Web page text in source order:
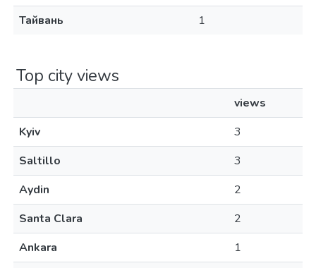
Тайвань
1
Top city views
views
Kyiv
3
Saltillo
3
Aydin
2
Santa Clara
2
Ankara
1